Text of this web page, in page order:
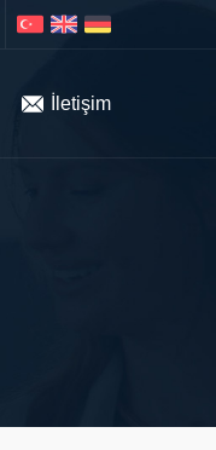
İletişim